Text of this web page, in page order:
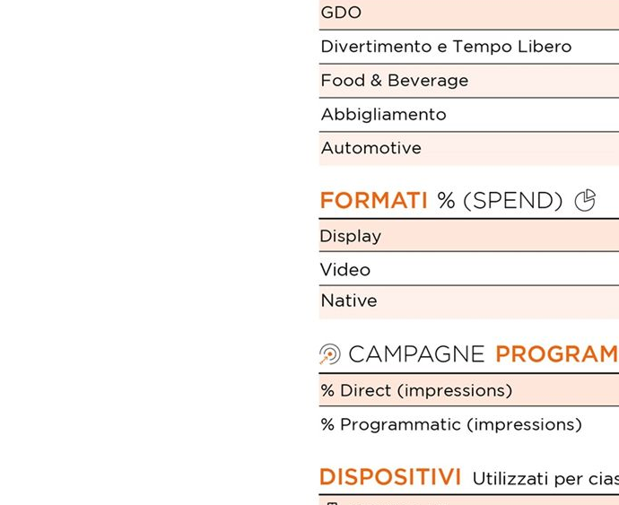
Emanuele Viora di Deloitte Digital:
«La creatività resta centrale, l’AI deve
amplificare il talento»